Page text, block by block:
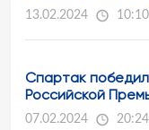
13.02.2024 10:10
Спартак
Российской
07.02.2024 20:24